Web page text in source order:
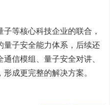
子等核心科技企业的联合，
量子安全能力体系，后续还
信模组、量子安全对讲、
成更完整的解决方案。